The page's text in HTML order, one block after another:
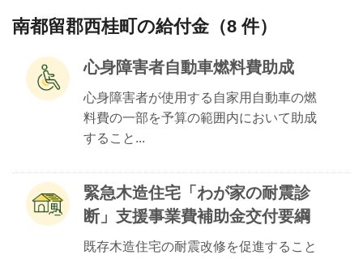
南都留郡西桂町の給付金（8 件）
心身障害者自動車燃料費助成
心身障害者が使用する自家用自動車の燃
料費の一部を予算の範囲内において助成
すること...
緊急木造住宅「わが家の耐震診
断」支援事業費補助金交付要綱
既存木造住宅の耐震改修を促進すること